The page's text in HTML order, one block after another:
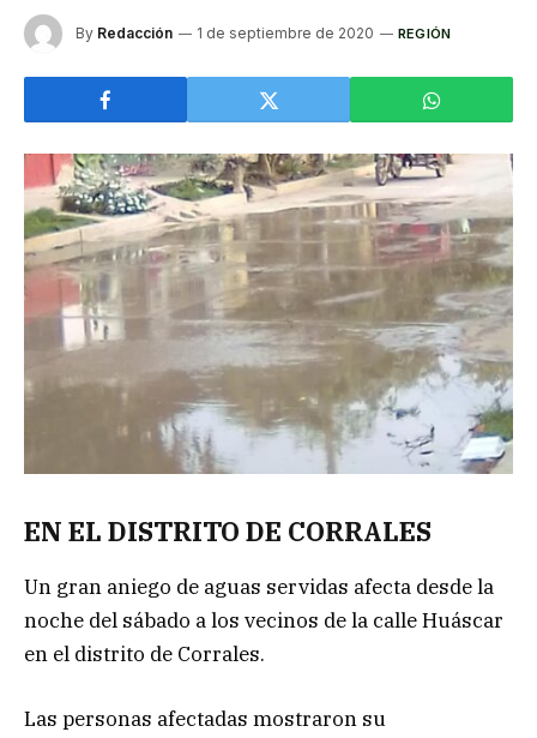
By Redacción 1 de septiembre de 2020 REGIÓN
EN EL DISTRITO DE CORRALES
Un gran aniego de aguas servidas afecta desde la
noche del sábado a los vecinos de la calle Huáscar
en el distrito de Corrales.
Las personas afectadas mostraron su